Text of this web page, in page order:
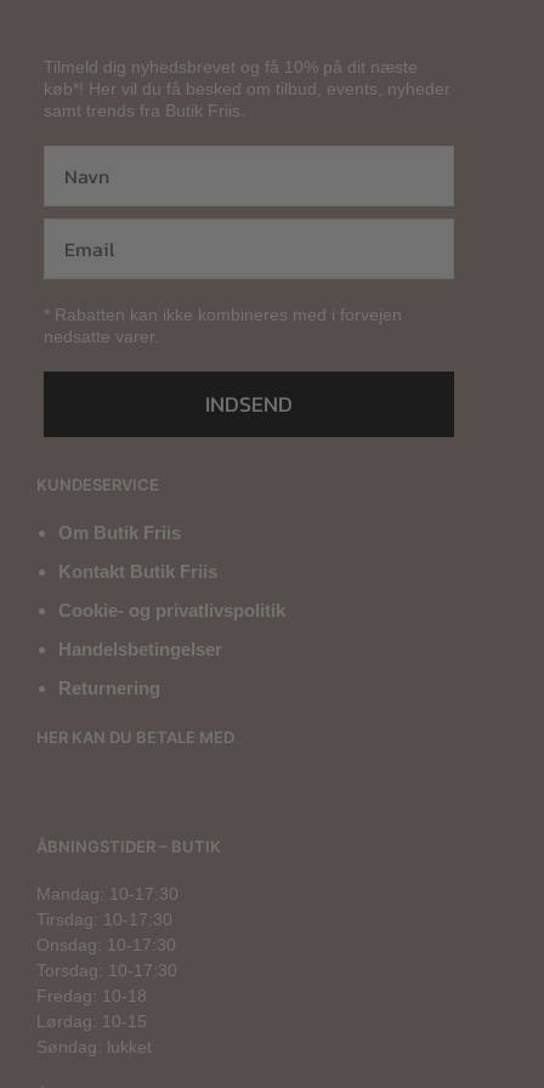
Tilmeld dig nyhedsbrevet og få 10% på dit næste
køb*! Her vil du få besked om tilbud, events, nyheder
samt trends fra Butik Friis.
* Rabatten kan ikke kombineres med i forvejen
nedsatte varer.
INDSEND
KUNDESERVICE
Om Butik Friis
Kontakt Butik Friis
Cookie- og privatlivspolitik
Handelsbetingelser
Returnering
HER KAN DU BETALE MED
ÅBNINGSTIDER – BUTIK
Mandag: 10-17:30
Tirsdag: 10-17:30
Onsdag: 10-17:30
Torsdag: 10-17:30
Fredag: 10-18
Lørdag: 10-15
Søndag: lukket